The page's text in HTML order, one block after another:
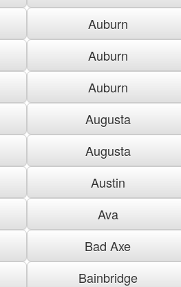
Auburn
Auburn
Auburn
Augusta
Augusta
Austin
Ava
Bad Axe
Bainbridge